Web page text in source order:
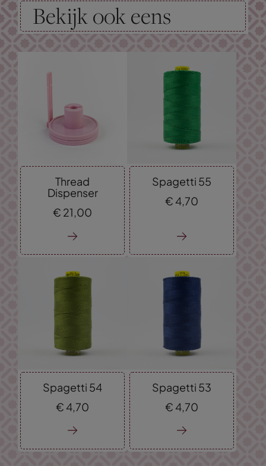
Bekijk ook eens
Thread
Dispenser
€ 21,00
Spagetti 55
€ 4,70
Spagetti 54
€ 4, 70
Spagetti 53
€ 4, 70